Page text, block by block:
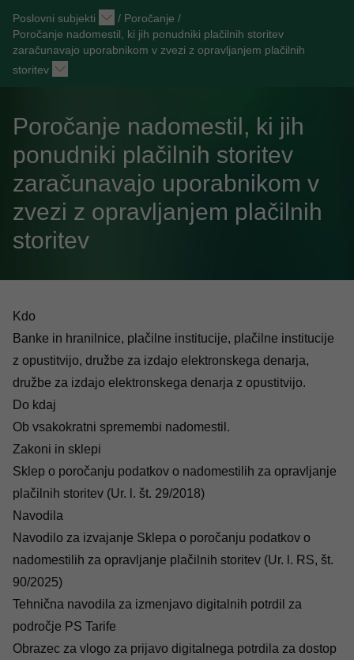
Poslovni subjekti / Poročanje /
Poročanje nadomestil, ki jih ponudniki plačilnih storitev
zaračunavajo uporabnikom v zvezi z opravljanjem plačilnih
storitev
Poročanje nadomestil, ki jih
ponudniki plačilnih storitev
zaračunavajo uporabnikom v
zvezi z opravljanjem plačilnih
storitev
Kdo
Banke in hranilnice, plačilne institucije, plačilne institucije
z opustitvijo, družbe za izdajo elektronskega denarja,
družbe za izdajo elektronskega denarja z opustitvijo.
Do kdaj
Ob vsakokratni spremembi nadomestil.
Zakoni in sklepi
Sklep o poročanju podatkov o nadomestilih za opravljanje
plačilnih storitev (Ur. l. št. 29/2018)
Navodila
Navodilo za izvajanje Sklepa o poročanju podatkov o
nadomestilih za opravljanje plačilnih storitev (Ur. l. RS, št.
90/2025)
Tehnična navodila za izmenjavo digitalnih potrdil za
področje PS Tarife
Obrazec za vlogo za prijavo digitalnega potrdila za dostop